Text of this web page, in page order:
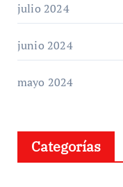
julio 2024
junio 2024
mayo 2024
Categorías